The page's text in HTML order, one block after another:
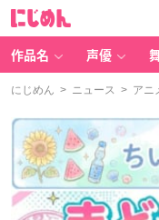
作品名 声優
にじめん > ニュース > アニ